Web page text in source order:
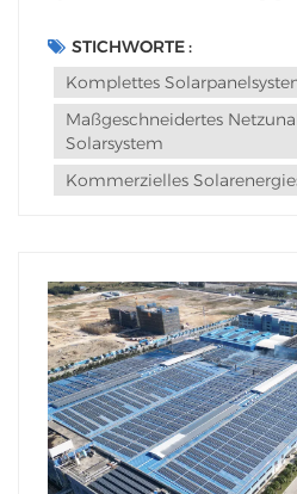
STICHWORTE :
Komplettes
Maßgeschneidertes
Solarsystem
Kommerzielles